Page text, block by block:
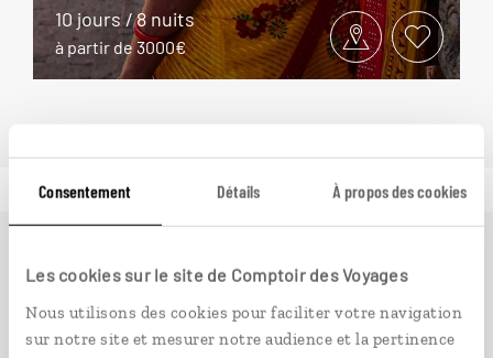
Consentement Détails À propos des cookies
Les cookies sur le site de Comptoir des Voyages
Nous utilisons des cookies pour faciliter votre navigation
sur notre site et mesurer notre audience et la pertinence
10 jours / 8 nuits
à partir de 3000€
Ailleursest le magazine web de Comptoir des Voyages.
passionnent les découvertes et rencontres du bout du
monde, il fait naître une irrésistible envie d’aller voir